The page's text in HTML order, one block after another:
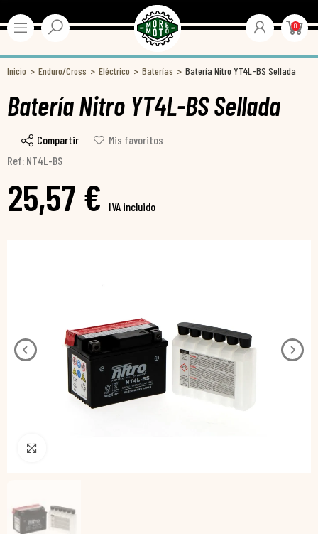
0
Inicio Enduro/Cross Eléctrico Baterías Batería Nitro YT4L-BS Sellada
Batería Nitro YT4L-BS Sellada
Compartir
Mis favoritos
Ref: NT4L-BS
25,57 € IVA incluido